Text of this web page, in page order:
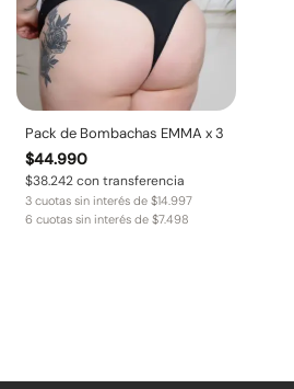
Pack de Bombachas EMMA x 3
$44.990
$38.242con transferencia
3 cuotas sin interés de $14.997
6 cuotas sin interés de $7.498